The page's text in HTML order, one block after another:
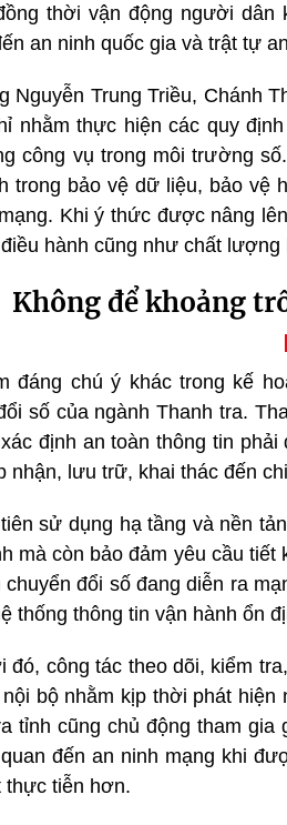
thời vận động người dân
an ninh quốc gia và trật tự
Nguyễn Trung Triều, Chánh
nhằm thực hiện các quy
công vụ trong môi trường
trong bảo vệ dữ liệu, bảo vệ
Khi ý thức được nâng
hành cũng như chất
Không để khoảng
đáng chú ý khác trong kế
số của ngành Thanh tra.
định an toàn thông tin
nhận, lưu trữ, khai thác đến
sử dụng hạ tầng và nền
mà còn bảo đảm yêu cầu
chuyển đổi số đang diễn ra
thống thông tin vận hành ổn
đó, công tác theo dõi, kiểm
bộ nhằm kịp thời phát
tỉnh cũng chủ động tham
đến an ninh mạng khi
thực tiễn hơn.